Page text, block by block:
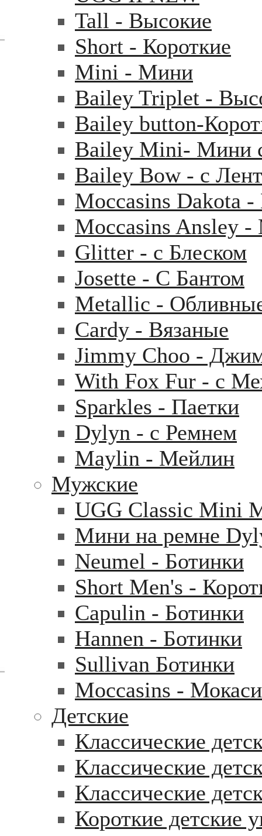
Tall - Высокие
Short - Короткие
Mini - Mини
Bailey Triplet -
Bailey button-
Bailey Mini- Мини
Bailey Bow - с
Moccasins Dakota
Moccasins Ansley
Glitter - с Блеском
Josette - С Бантом
Metallic -
Cardy - Вязаные
Jimmy Choo -
With Fox Fur - с
Sparkles - Паетки
Dylyn - с Ремнем
Maylin - Мейлин
Мужские
UGG Classic Mini
Мини на ремне
Neumel - Ботинки
Short Men's -
Capulin - Ботинки
Hannen - Ботинки
Sullivan Ботинки
Moccasins -
Детские
Классические
Классические
Классические
Короткие детские